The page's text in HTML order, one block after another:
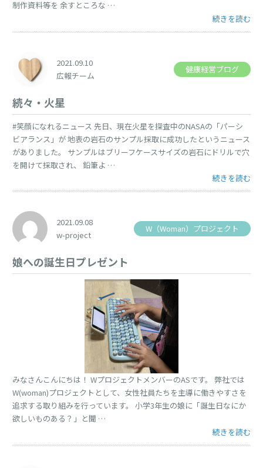
制作資料等を 余すところな …
“10/1より国
続きを読む
2021.09.10
広報チーム
健康経営ブログ
続々・火星
#笑顔になれるニュース 先日、現在火星を探査中のNASAの「パーシ
ビアランス」が 地表の岩石のサンプル採取に成功したというニュース
がありました。 サンプルはブリーフケースサイズの岩石にドリルで穴
を開けて採取され、 鉛筆よ …
“続々・火星”
続きを読む
2021.09.08
w-project
W（Woman）プロジェクト
娘への誕生日プレゼント
みなさんこんにちは！ WプロジェクトメンバーのASです。 弊社では
W(woman)プロジェクトとして、女性社員たちを主導に働きやすさを
追求する取り組みを行っています。 小学3年生の娘に「誕生日なにか
欲しいものある？」と聞 …
“娘への誕生
続きを読む